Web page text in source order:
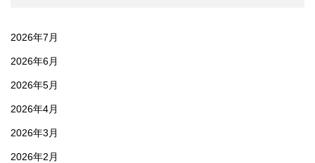
2026年7月
2026年6月
2026年5月
2026年4月
2026年3月
2026年2月